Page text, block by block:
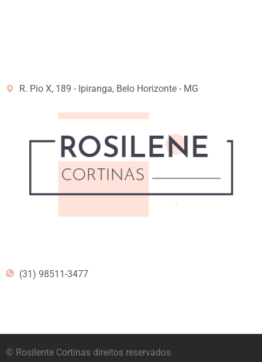
R. Pio X, 189 - Ipiranga, Belo Horizonte - MG
(31) 98511-3477
© Rosilente Cortinas direitos reservados